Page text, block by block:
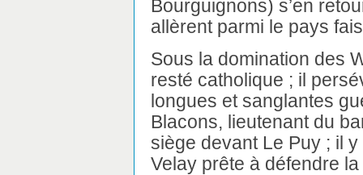
Bourguignons) s’en
allèrent parmi le pays
Sous la domination des
resté catholique ; il
longues et sanglantes
Blacons, lieutenant du
siège devant Le Puy ; il
Velay prête à défendre